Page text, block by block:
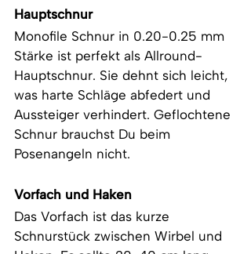
Hauptschnur
Monofile Schnur in 0.20-0.25 mm
Stärke ist perfekt als Allround-
Hauptschnur. Sie dehnt sich leicht,
was harte Schläge abfedert und
Aussteiger verhindert. Geflochtene
Schnur brauchst Du beim
Posenangeln nicht.
Vorfach und Haken
Das Vorfach ist das kurze
Schnurstück zwischen Wirbel und